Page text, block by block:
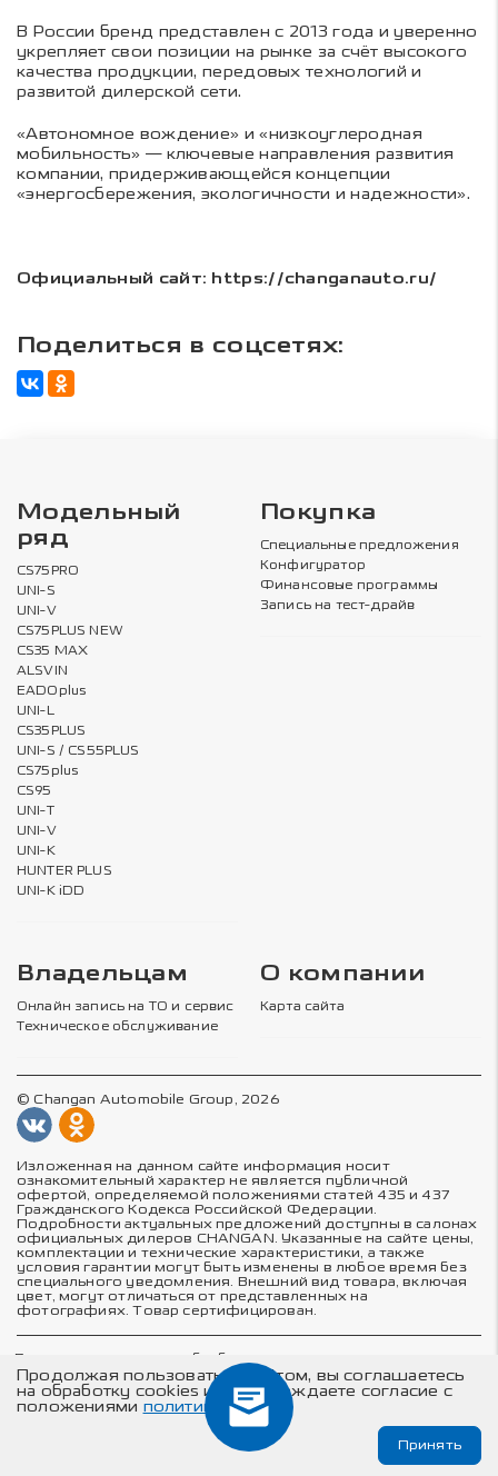
В России бренд представлен с 2013 года и уверенно
укрепляет свои позиции на рынке за счёт высокого
качества продукции, передовых технологий и
развитой дилерской сети.
«Автономное вождение» и «низкоуглеродная
мобильность» — ключевые направления развития
компании, придерживающейся концепции
«энергосбережения, экологичности и надежности».
Официальный сайт: https://changanauto.ru/
Поделиться в соцсетях:
Модельный
ряд
CS75PRO
UNI-S
UNI-V
CS75PLUS NEW
CS35 MAX
ALSVIN
EADOplus
UNI-L
CS35PLUS
UNI-S / CS55PLUS
CS75plus
CS95
UNI-T
UNI-V
UNI-K
HUNTER PLUS
UNI-K iDD
Покупка
Специальные предложения
Конфигуратор
Финансовые программы
Запись на тест-драйв
Владельцам
Онлайн запись на ТО и сервис
Техническое обслуживание
О компании
Карта сайта
© Changan Automobile Group, 2026
Изложенная на данном сайте информация носит
ознакомительный характер не является публичной
офертой, определяемой положениями статей 435 и 437
Гражданского Кодекса Российской Федерации.
Подробности актуальных предложений доступны в салонах
официальных дилеров CHANGAN. Указанные на сайте цены,
комплектации и технические характеристики, а также
условия гарантии могут быть изменены в любое время без
специального уведомления. Внешний вид товара, включая
цвет, могут отличаться от представленных на
фотографиях. Товар сертифицирован.
Политика в отношении обработки персональных данных
Политика конфиденциальности
Согласие на обработку персональных данных
Соглашение об использовании cookie-файлов
Продолжая пользоваться сайтом, вы соглашаетесь
на обработку cookies и подтверждаете согласие с
положениями политики
Принять